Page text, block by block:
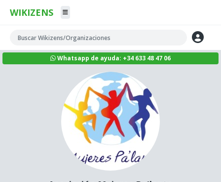
WIKIZENS
Whatsapp de ayuda: +34 633 48 47 06